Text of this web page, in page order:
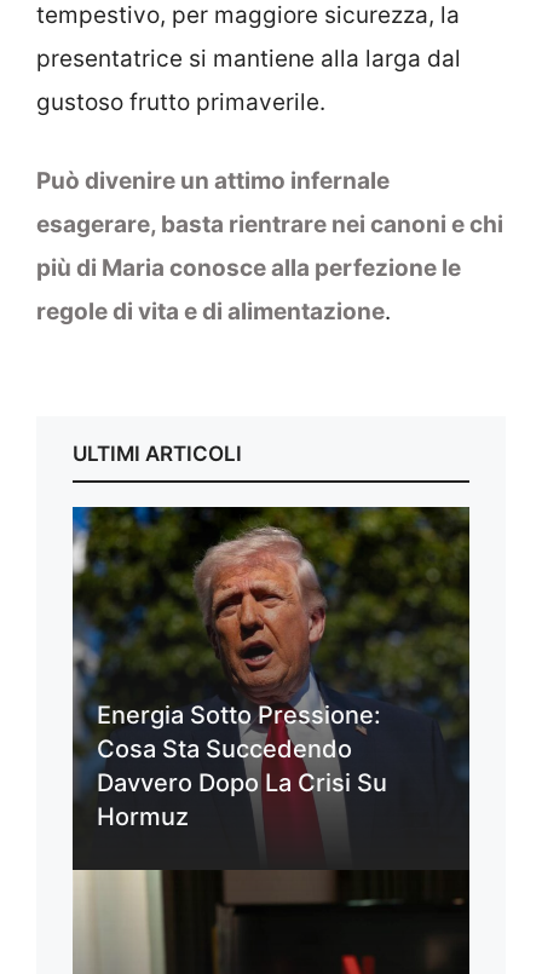
tempestivo, per maggiore sicurezza, la
presentatrice si mantiene alla larga dal
gustoso frutto primaverile.
Può divenire un attimo infernale
esagerare, basta rientrare nei canoni e chi
più di Maria conosce alla perfezione le
regole di vita e di alimentazione.
ULTIMI ARTICOLI
Energia Sotto Pressione:
Cosa Sta Succedendo
Davvero Dopo La Crisi Su
Hormuz